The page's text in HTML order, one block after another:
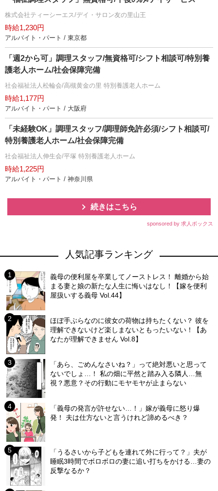
株式会社ティーシーエス/デイ・サロン友の里山王
時給1,230円
アルバイト・パート / 東京都
「週2から可」調理スタッフ/無資格可/シフト相談可/特別養
護老人ホーム/社会保障完備
社会福祉法人松輪会/高槻黄金の里 特別養護老人ホーム
時給1,177円
アルバイト・パート / 大阪府
「未経験OK」調理スタッフ/調理師免許必須/シフト相談可/
特別養護老人ホーム/社会保障完備
社会福祉法人伸生会/平塚 特別養護老人ホーム
時給1,225円
アルバイト・パート / 神奈川県
続きはこちら
sponsored by 求人ボックス
人気記事ランキング
義母の便利屋を卒業してノーストレス！ 離婚から始
まる妻と娘の新たな人生に悔いはなし！【嫁を便利
屋扱いする義母 Vol.44】
ほぼ手ぶらなのに彼女の荷物は持ちたくない？ 彼を
理解できないけど楽しまないともったいない！【あ
なたが理解できません Vol.8】
「あら、ごめんなさいね？」って絶対悪いと思って
ないでしょ…！ 私の畑に平然と踏み入る隣人…無
視？悪意？その行動にモヤモヤが止まらない
「義母の発言が許せない…！」嫁が義母に怒り爆
発！ 夫は仕方ないと言うけれど諦めるべき？
「うるさいから子どもを連れて外に行って？」夫が
睡眠3時間でボロボロの妻に追い打ちをかける…妻の
反撃なるか？